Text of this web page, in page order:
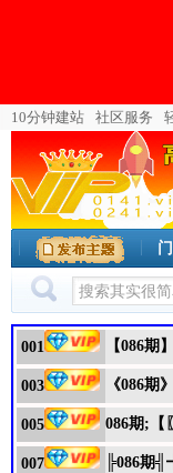
10分钟建站 社区服务
001 【086
003 《086
005 086期;【
007 ╠086期